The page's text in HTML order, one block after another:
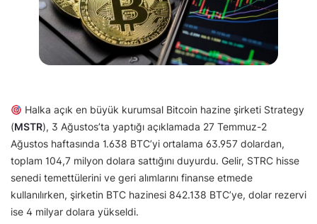
Halka açık en büyük kurumsal Bitcoin hazine şirketi Strategy
(MSTR), 3 Ağustos’ta yaptığı açıklamada 27 Temmuz-2
Ağustos haftasında 1.638 BTC’yi ortalama 63.957 dolardan,
toplam 104,7 milyon dolara sattığını duyurdu. Gelir, STRC hisse
senedi temettülerini ve geri alımlarını finanse etmede
kullanılırken, şirketin BTC hazinesi 842.138 BTC’ye, dolar rezervi
ise 4 milyar dolara yükseldi.